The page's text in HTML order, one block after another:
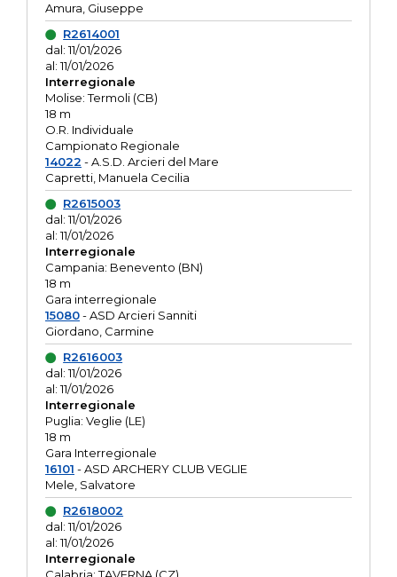
Amura, Giuseppe
R2614001
dal: 11/01/2026
al: 11/01/2026
Interregionale
Molise: Termoli (CB)
18 m
O.R. Individuale
Campionato Regionale
14022 - A.S.D. Arcieri del Mare
Capretti, Manuela Cecilia
R2615003
dal: 11/01/2026
al: 11/01/2026
Interregionale
Campania: Benevento (BN)
18 m
Gara interregionale
15080- ASD Arcieri Sanniti
Giordano, Carmine
R2616003
dal: 11/01/2026
al: 11/01/2026
Interregionale
Puglia: Veglie (LE)
18 m
Gara Interregionale
16101 - ASD ARCHERY CLUB VEGLIE
Mele, Salvatore
R2618002
dal: 11/01/2026
al: 11/01/2026
Interregionale